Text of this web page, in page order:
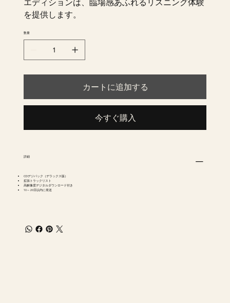
エディションは、臨場感あふれるリスニング体験
を提供します。
数量
カートに追加する
今すぐ購入
詳細
CDデジパック（デラックス版）
拡張トラックリスト
高解像度デジタルダウンロード付き
10～20日以内に発送